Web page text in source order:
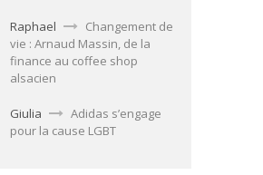
Raphael
Changement de
vie : Arnaud Massin, de la
finance au coffee shop
alsacien
Giulia
Adidas s’engage
pour la cause LGBT